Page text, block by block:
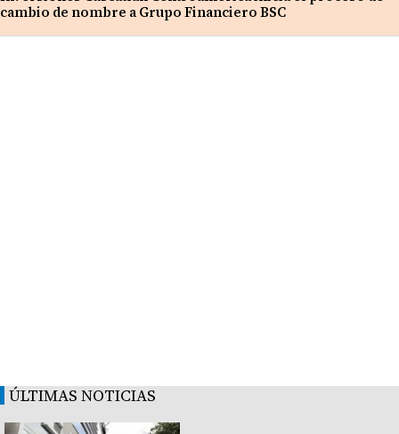
cambio de nombre a Grupo Financiero BSC
ÚLTIMAS NOTICIAS